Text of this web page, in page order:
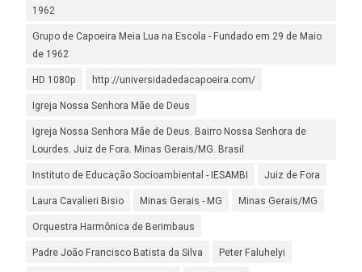
1962
Grupo de Capoeira Meia Lua na Escola - Fundado em 29 de Maio
de 1962
HD 1080p http://universidadedacapoeira.com/
Igreja Nossa Senhora Mãe de Deus
Igreja Nossa Senhora Mãe de Deus. Bairro Nossa Senhora de
Lourdes. Juiz de Fora. Minas Gerais/MG. Brasil
Instituto de Educação Socioambiental - IESAMBI Juiz de Fora
Laura Cavalieri Bisio Minas Gerais - MG Minas Gerais/MG
Orquestra Harmônica de Berimbaus
Padre João Francisco Batista da Silva Peter Faluhelyi